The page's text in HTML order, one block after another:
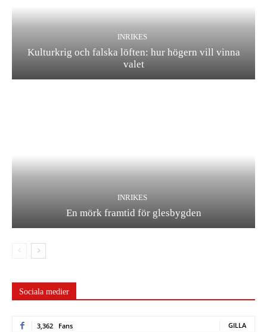
INRIKES
Kulturkrig och falska löften: hur högern vill vinna
valet
INRIKES
En mörk framtid för glesbygden
Sociala medier
3,362 Fans GILLA